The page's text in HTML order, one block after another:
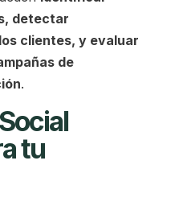
detectar
clientes, y evaluar
de
.
tu